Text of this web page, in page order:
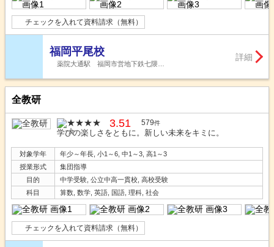
チェックを入れて資料請求（無料）
福岡平尾校
薬院大通駅 福岡市営地下鉄七隈…
詳細
全教研
3.51 579件
学びの楽しさをともに。新しい未来をキミに。
対象学年
年少～年長, 小1～6, 中1～3, 高1～3
授業形式
集団指導
目的
中学受験, 公立中高一貫校, 高校受験
科目
算数, 数学, 英語, 国語, 理科, 社会
チェックを入れて資料請求（無料）